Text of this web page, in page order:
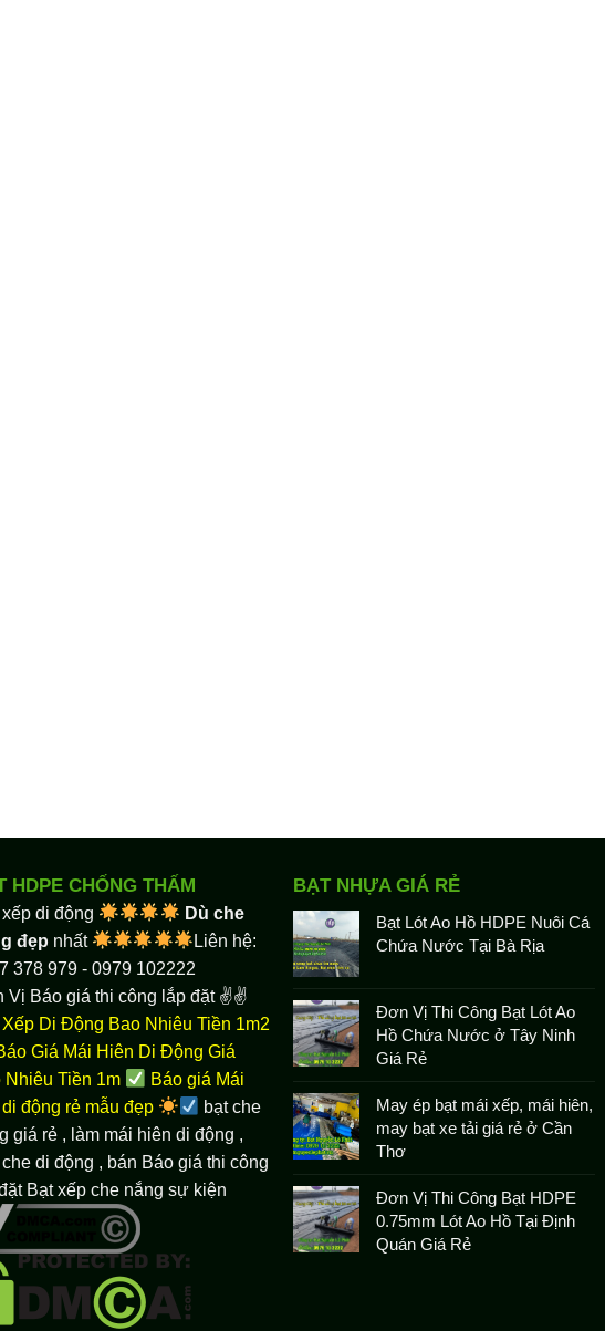
HDPE CHỐNG THẤM
di động
Dù che
đẹp nhất
Liên hệ:
378 979 - 0979 102222
Vị Báo giá thi công lắp đặt ✌✌
Xếp Di Động Bao Nhiêu Tiền 1m2
Giá Mái Hiên Di Động Giá
Nhiêu Tiền 1m
Báo giá Mái
động rẻ mẫu đẹp
bạt che
giá rẻ , làm mái hiên di động ,
di động , bán Báo giá thi công
Bạt xếp che nắng sự kiện
BẠT NHỰA GIÁ RẺ
Bạt Lót Ao Hồ HDPE Nuôi Cá
Chứa Nước Tại Bà Rịa
Đơn Vị Thi Công Bạt Lót Ao
Hồ Chứa Nước ở Tây Ninh
Giá Rẻ
May ép bạt mái xếp, mái hiên,
may bạt xe tải giá rẻ ở Cần
Thơ
Đơn Vị Thi Công Bạt HDPE
0.75mm Lót Ao Hồ Tại Định
Quán Giá Rẻ